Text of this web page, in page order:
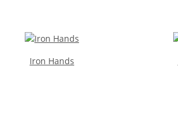
Iron Hands